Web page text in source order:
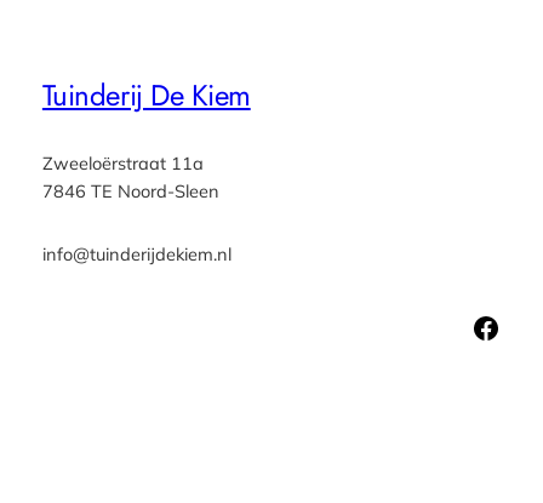
Tuinderij De Kiem
Zweeloërstraat 11a
7846 TE Noord-Sleen
info@tuinderijdekiem.nl
Facebook